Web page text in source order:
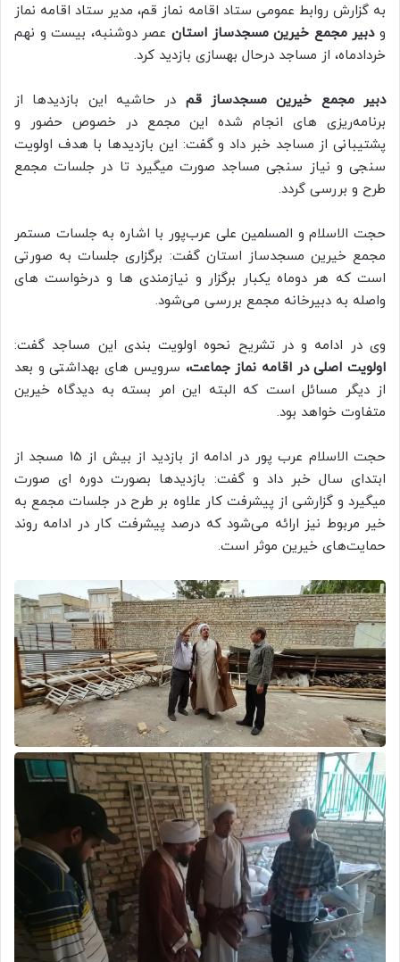
به گزارش روابط عمومی ستاد اقامه نماز قم، مدیر ستاد اقامه نماز
ودبیر مجمع خیرین مسجدساز استان عصر دوشنبه، بیست و نهم
خردادماه، از مساجد درحال بهسازی بازدید کرد.
دبیر مجمع خیرین مسجدساز قم در حاشیه این بازدیدها از
برنامه‌ریزی‌ های انجام شده این مجمع در خصوص حضور و
پشتیبانی از مساجد خبر داد و گفت: این بازدیدها با هدف اولویت
سنجی و نیاز سنجی مساجد صورت میگیرد تا در جلسات مجمع
طرح و بررسی گردد.
حجت الاسلام و المسلمین علی عرب‌پور با اشاره به جلسات مستمر
مجمع خیرین مسجدساز استان گفت: برگزاری جلسات به صورتی
است که هر دوماه یکبار برگزار و نیازمندی ها و درخواست های
واصله به دبیرخانه مجمع بررسی می‌شود.
وی در ادامه و در تشریح نحوه اولویت‌ بندی‌ این مساجد گفت:
اولویت اصلی در اقامه نماز جماعت، سرویس های بهداشتی و بعد
از دیگر مسائل است که البته این امر بسته به دیدگاه خیرین
متفاوت خواهد بود.
حجت الاسلام عرب پور در ادامه از بازدید از بیش از 15 مسجد از
ابتدای سال خبر داد و گفت: بازدید‌ها بصورت دوره ای صورت
میگیرد و گزارشی از پیشرفت کار علاوه بر طرح در جلسات مجمع به
خیر مربوط نیز ارائه می‌شود که درصد پیشرفت کار در ادامه روند
حمایت‌های خیرین موثر است.